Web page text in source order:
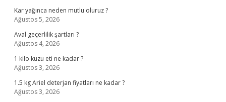
Kar yağınca neden mutlu oluruz ?
Ağustos 5, 2026
Aval geçerlilik şartları ?
Ağustos 4, 2026
1 kilo kuzu eti ne kadar ?
Ağustos 3, 2026
1.5 kg Ariel deterjan fiyatları ne kadar ?
Ağustos 3, 2026